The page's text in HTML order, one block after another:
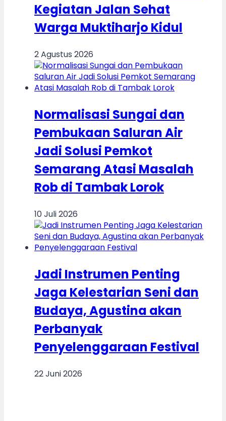
Kegiatan Jalan Sehat
Warga Muktiharjo Kidul
2 Agustus 2026
Normalisasi Sungai dan
Pembukaan Saluran Air
Jadi Solusi Pemkot
Semarang Atasi Masalah
Rob di Tambak Lorok
10 Juli 2026
Jadi Instrumen Penting
Jaga Kelestarian Seni dan
Budaya, Agustina akan
Perbanyak
Penyelenggaraan Festival
22 Juni 2026